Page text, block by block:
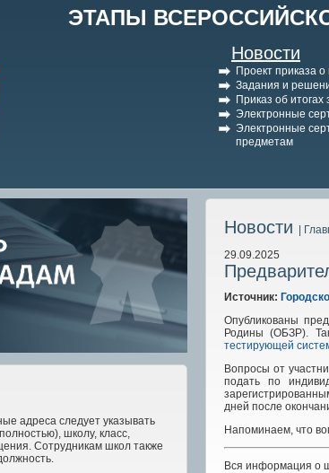
ЭТАПЫ
Новости
Проект приказа
Задания и
Приказ об
Электронные
Электронные
предметам
адреса следует указывать
школу, класс,
Сотрудникам школ также
Новости
|
29.09.2025
Источник:
Опубликованы
Родины (ОБЗР).
тестирующей
Вопросы от
подать по
дней после
Напоминаем, что
Вся информация о